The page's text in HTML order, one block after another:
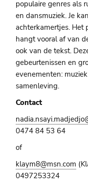
populaire genres als
en dansmuziek. Je
achterkamertjes. Het
hangt vooral af van
ook van de tekst.
gebeurtenissen en
evenementen:
samenleving.
Contact
0474 84 53 64
of
klaym8@msn.com
0497253324